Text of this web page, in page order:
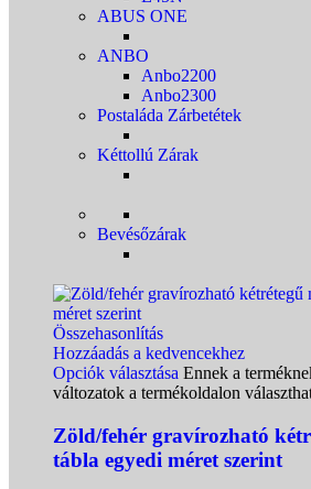
ABUS ONE
ANBO
Anbo2200
Anbo2300
Postaláda Zárbetétek
Kéttollú Zárak
Bevésőzárak
Összehasonlítás
Hozzáadás a kedvencekhez
Opciók választása Ennek a
változatok a termékoldalon
Zöld/fehér gravírozható
tábla egyedi méret szerint